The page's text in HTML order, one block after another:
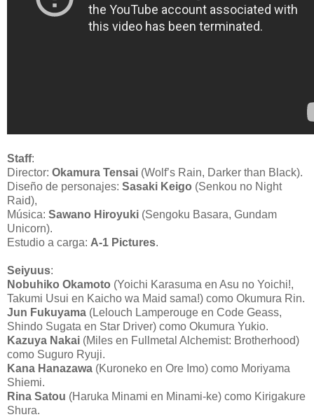
Staff:
Director: Okamura Tensai (Wolf’s Rain, Darker than Black).
Diseño de personajes: Sasaki Keigo (Senkou no Night
Raid),
Música: Sawano Hiroyuki (Sengoku Basara, Gundam
Unicorn).
Estudio a carga: A-1 Pictures.
Seiyuus:
Nobuhiko Okamoto (Yoichi Karasuma en Asu no Yoichi!,
Takumi Usui en Kaicho wa Maid sama!) como Okumura Rin.
Jun Fukuyama (Lelouch Lamperouge en Code Geass,
Shindo Sugata en Star Driver) como Okumura Yukio.
Kazuya Nakai (Miles en Fullmetal Alchemist: Brotherhood)
como Suguro Ryuji.
Kana Hanazawa (Kuroneko en Ore Imo) como Moriyama
Shiemi.
Rina Satou (Haruka Minami en Minami-ke) como Kirigakure
Shura.